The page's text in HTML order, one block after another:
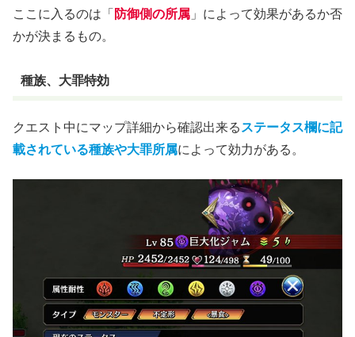
ここに入るのは「 防御側の所属 」によって効果があるか否
かが決まるもの。
種族、大罪特効
クエスト中にマップ詳細から確認出来る ステータス欄に記
載されている種族や大罪所属によって効力がある。